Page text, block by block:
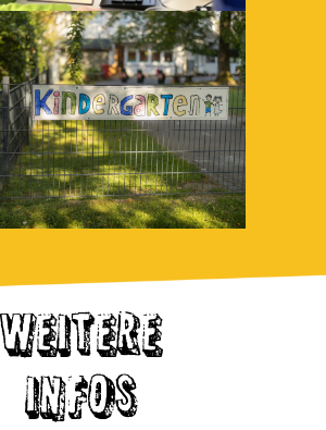
WEITERE
INFOS